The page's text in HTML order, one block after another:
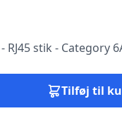
stik - Category
Tilføj til